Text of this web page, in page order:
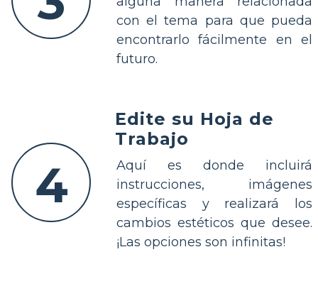
con el tema para que pueda
encontrarlo fácilmente en el
futuro.
4
Edite su Hoja de
Trabajo
Aquí es donde incluirá
instrucciones, imágenes
específicas y realizará los
cambios estéticos que desee.
¡Las opciones son infinitas!